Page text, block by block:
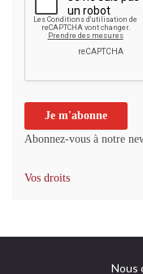
Abonnez-vous à notre
Vos droits
Nous